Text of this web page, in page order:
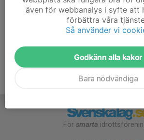
https://www.lbac.se/lbac/formular/
För smarta
även för webbanalys i syfte att
förbättra våra
Så använder vi
Godkänn alla kakor
Bara nödvändiga